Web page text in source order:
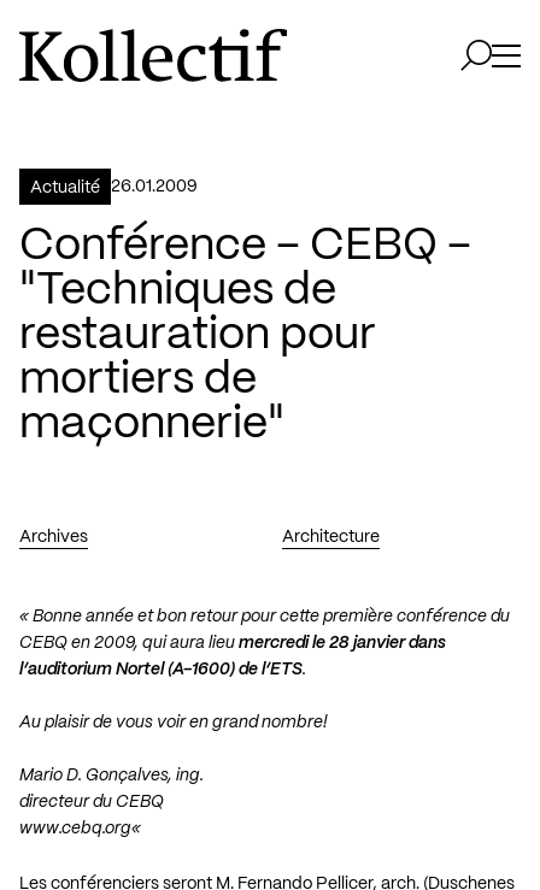
Aller à la page d'accueil
Logo Kollectif
Actualité 26.01.2009
Conférence – CEBQ –
"Techniques de
restauration pour
mortiers de
maçonnerie"
Archives Architecture
« Bonne année et bon retour pour cette première conférence du
CEBQ en 2009, qui aura lieu mercredi le 28 janvier dans
l’auditorium Nortel (A-1600) de l’ETS.
Au plaisir de vous voir en grand nombre!
Mario D. Gonçalves, ing.
directeur du CEBQ
www.cebq.org«
Les conférenciers seront M. Fernando Pellicer, arch. (Duschenes